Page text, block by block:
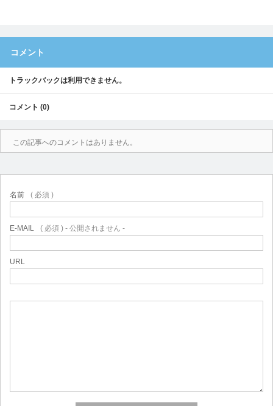
コメント
トラックバックは利用できません。
コメント (0)
この記事へのコメントはありません。
名前 ( 必須 )
E-MAIL ( 必須 ) - 公開されません -
URL